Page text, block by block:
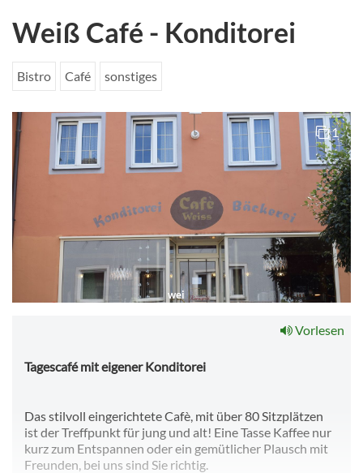
Weiß Café - Konditorei
Bistro Café sonstiges
wei
1
Vorlesen
Tagescafé mit eigener Konditorei
Das stilvoll eingerichtete Cafè, mit über 80 Sitzplätzen
ist der Treffpunkt für jung und alt! Eine Tasse Kaffee nur
kurz zum Entspannen oder ein gemütlicher Plausch mit
Freunden, bei uns sind Sie richtig.